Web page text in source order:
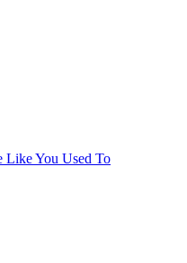
Like You Used To